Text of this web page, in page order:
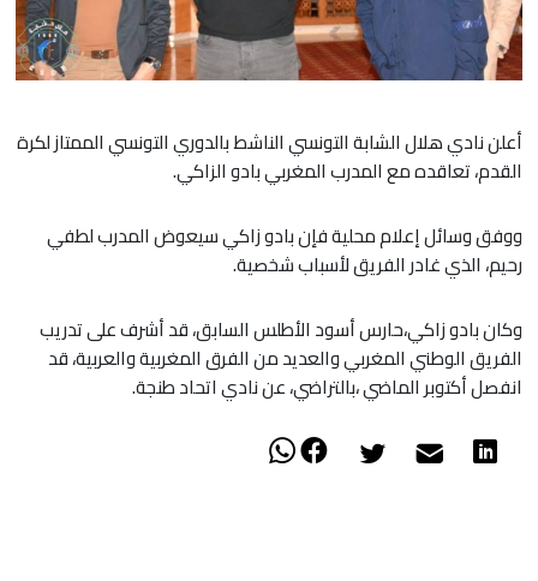
أعلن نادي هلال الشابة التونسي الناشط بالدوري التونسي الممتاز لكرة
القدم، تعاقده مع المدرب المغربي بادو الزاكي.
ووفق وسائل إعلام محلية فإن بادو زاكي سيعوض المدرب لطفي
رحيم، الذي غادر الفريق لأسباب شخصية.
وكان بادو زاكي،حارس أسود الأطلس السابق، قد أشرف على تدريب
الفريق الوطني المغربي والعديد من الفرق المغربية والعربية، قد
انفصل أكتوبر الماضي ،بالتراضي، عن نادي اتحاد طنجة.